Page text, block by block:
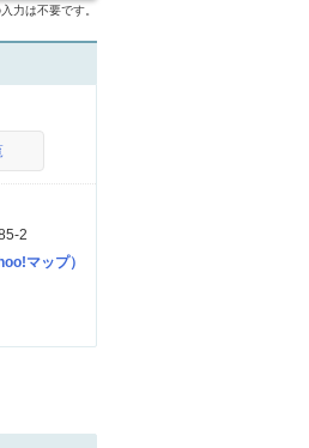
力は不要です。
2
マップ）